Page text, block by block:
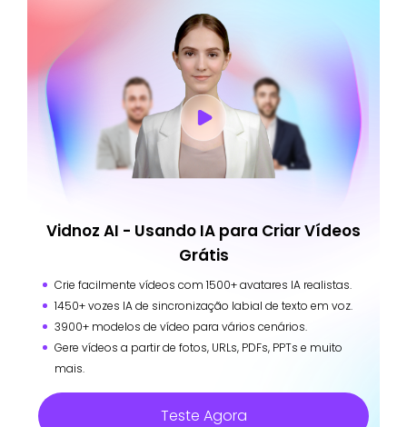
Vidnoz AI - Usando IA para Criar Vídeos
Grátis
Crie facilmente vídeos com 1500+ avatares IA realistas.
1450+ vozes IA de sincronização labial de texto em voz.
3900+ modelos de vídeo para vários cenários.
Gere vídeos a partir de fotos, URLs, PDFs, PPTs e muito
mais.
Teste Agora